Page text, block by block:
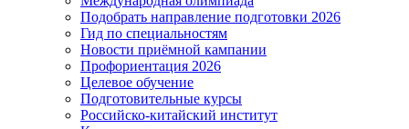
Подобрать направление подготовки 2026
Гид по специальностям
Новости приёмной кампании
Профориентация 2026
Целевое обучение
Подготовительные курсы
Российско-китайский институт